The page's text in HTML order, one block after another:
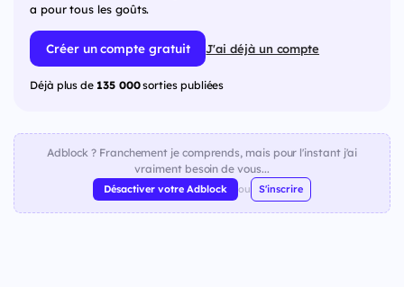
a pour tous les goûts.
Créer un compte gratuit J'ai déjà un compte
Déjà plus de 135 000sorties publiées
Adblock ? Franchement je comprends, mais pour l'instant j'ai
vraiment besoin de vous...
Désactiver votre Adblock ou S'inscrire